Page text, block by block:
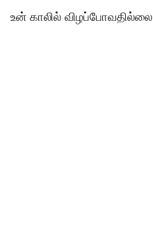
உன் காலில் விழப்போவதில்லை